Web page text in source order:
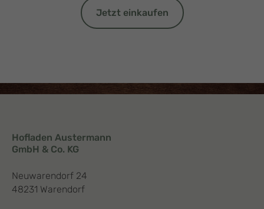
Jetzt einkaufen
Hofladen Austermann
GmbH & Co. KG
Neuwarendorf 24
48231 Warendorf